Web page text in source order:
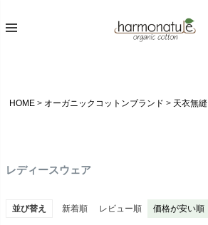
HOME オーガニックコットンブランド 天衣無縫
レディースウェア
並び替え 新着順 レビュー順 価格が安い順